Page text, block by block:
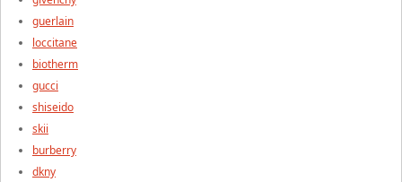
guerlain
loccitane
biotherm
gucci
shiseido
skii
burberry
dkny